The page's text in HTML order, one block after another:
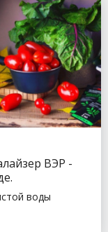
ВЭР -
воды